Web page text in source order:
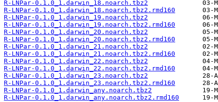
R-LNPar-0.1.0_1.darwin_18.noarch.tbz2
R-LNPar-0.1.0_1.darwin_18.noarch.tbz2.rmd160
R-LNPar-0.1.0_1.darwin_19.noarch.tbz2
R-LNPar-0.1.0_1.darwin_19.noarch.tbz2.rmd160
R-LNPar-0.1.0_1.darwin_20.noarch.tbz2
R-LNPar-0.1.0_1.darwin_20.noarch.tbz2.rmd160
R-LNPar-0.1.0_1.darwin_21.noarch.tbz2
R-LNPar-0.1.0_1.darwin_21.noarch.tbz2.rmd160
R-LNPar-0.1.0_1.darwin_22.noarch.tbz2
R-LNPar-0.1.0_1.darwin_22.noarch.tbz2.rmd160
R-LNPar-0.1.0_1.darwin_23.noarch.tbz2
R-LNPar-0.1.0_1.darwin_23.noarch.tbz2.rmd160
R-LNPar-0.1.0_1.darwin_any.noarch.tbz2
R-LNPar-0.1.0_1.darwin_any.noarch.tbz2.rmd160